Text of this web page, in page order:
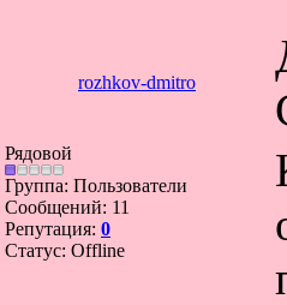
rozhkov-dmitro
Рядовой
Группа: Пользователи
Сообщений: 11
Репутация: 0
Статус: Offline